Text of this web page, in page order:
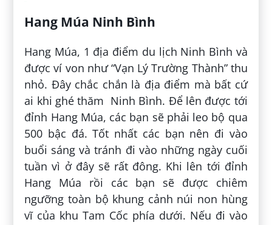
Hang Múa Ninh Bình
Hang Múa, 1 địa điểm du lịch Ninh Bình và
được ví von như “Vạn Lý Trường Thành” thu
nhỏ. Đây chắc chắn là địa điểm mà bất cứ
ai khi ghé thăm Ninh Bình. Để lên được tới
đỉnh Hang Múa, các bạn sẽ phải leo bộ qua
500 bậc đá. Tốt nhất các bạn nên đi vào
buổi sáng và tránh đi vào những ngày cuối
tuần vì ở đây sẽ rất đông. Khi lên tới đỉnh
Hang Múa rồi các bạn sẽ được chiêm
ngưỡng toàn bộ khung cảnh núi non hùng
vĩ của khu Tam Cốc phía dưới. Nếu đi vào